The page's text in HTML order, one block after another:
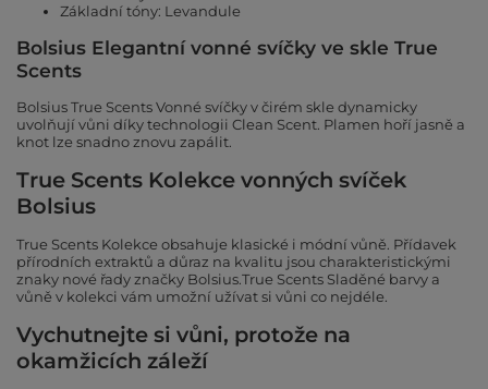
Základní tóny: Levandule
Bolsius Elegantní vonné svíčky ve skle True
Scents
Bolsius True Scents Vonné svíčky v čirém skle dynamicky
uvolňují vůni díky technologii Clean Scent. Plamen hoří jasně a
knot lze snadno znovu zapálit.
True Scents Kolekce vonných svíček
Bolsius
True Scents Kolekce obsahuje klasické i módní vůně. Přídavek
přírodních extraktů a důraz na kvalitu jsou charakteristickými
znaky nové řady značky Bolsius.True Scents Sladěné barvy a
vůně v kolekci vám umožní užívat si vůni co nejdéle.
Vychutnejte si vůni, protože na
okamžicích záleží